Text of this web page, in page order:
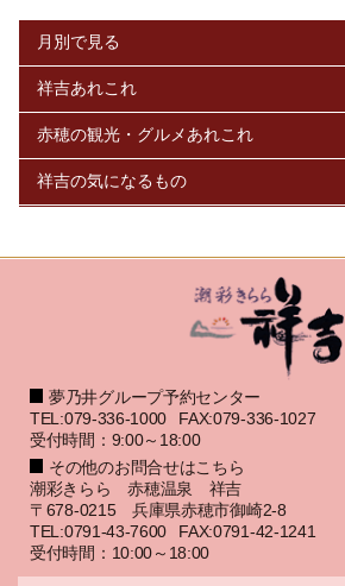
夢乃井グループ予約センター
TEL:079-336-1000
FAX:079-336-1027
受付時間：9:00～18:00
その他のお問合せはこちら
潮彩きらら 赤穂温泉 祥吉
〒678-0215 兵庫県赤穂市御崎2-8
TEL:0791-43-7600
FAX:0791-42-1241
受付時間：10:00～18:00